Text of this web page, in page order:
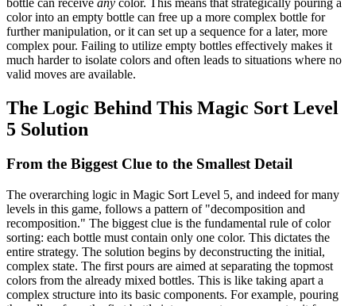
color into an empty bottle can free up a more complex bottle for
further manipulation, or it can set up a sequence for a later, more
complex pour. Failing to utilize empty bottles effectively makes it
much harder to isolate colors and often leads to situations where no
valid moves are available.
The Logic Behind This Magic Sort Level
5 Solution
From the Biggest Clue to the Smallest Detail
The overarching logic in Magic Sort Level 5, and indeed for many
levels in this game, follows a pattern of "decomposition and
recomposition." The biggest clue is the fundamental rule of color
sorting: each bottle must contain only one color. This dictates the
entire strategy. The solution begins by deconstructing the initial,
complex state. The first pours are aimed at separating the topmost
colors from the already mixed bottles. This is like taking apart a
complex structure into its basic components. For example, pouring